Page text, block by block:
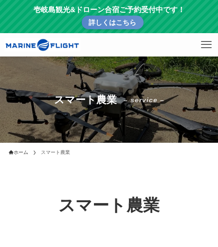
壱岐島観光&ドローン合宿ご予約受付中です！
詳しくはこちら
スマート農業 – service –
ホーム スマート農業
スマート農業